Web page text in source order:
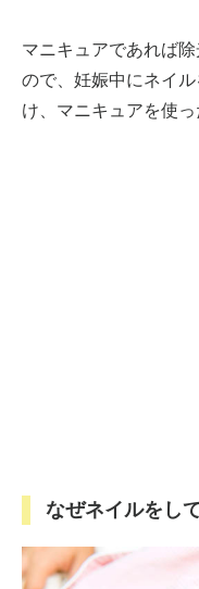
マニキュアであれば
ので、妊娠中にネイ
け、マニキュアを使っ
なぜネイルをし